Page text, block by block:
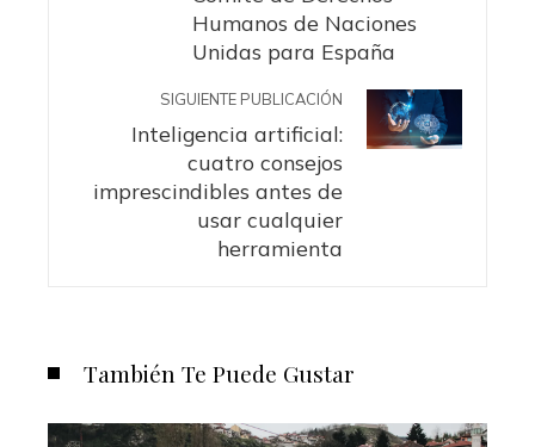
Humanos de Naciones
Unidas para España
SIGUIENTE PUBLICACIÓN
Inteligencia artificial:
cuatro consejos
imprescindibles antes de
usar cualquier
herramienta
También Te Puede Gustar